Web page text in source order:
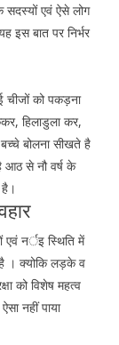
सदस्यों एवं ऐसे लोग
इस बात पर निर्भर
चीजों को पकड़ना
हिलाडुला कर,
बच्चे बोलना सीखते है
से नौ वर्ष के
एवं नर्इ स्थिति में
। क्योकि लड़के व
को विशेष महत्व
नहीं पाया